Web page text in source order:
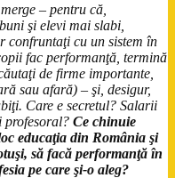
– pentru că,
şi elevi mai slabi,
confruntaţi cu un sistem în
fac performanţă, termină
de firme importante,
sau afară) – şi, desigur,
Care e secretul? Salarii
Ce chinuie
educaţia din România şi
să facă performanţă în
pe care şi-o aleg?